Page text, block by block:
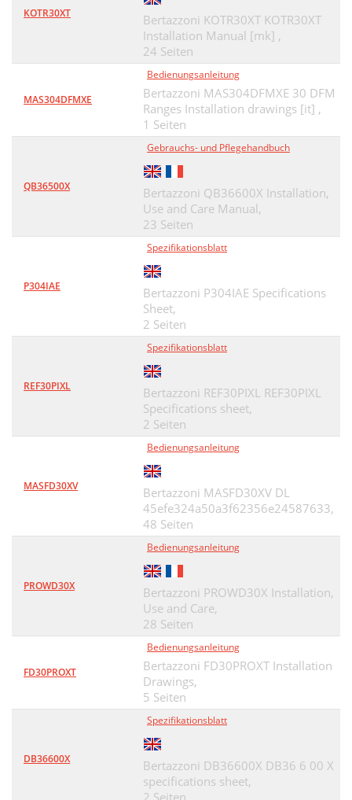
KOTR30XT
Bertazzoni KOTR30XT KOTR30XT
Installation Manual [mk] ,
24 Seiten
MAS304DFMXE
Bedienungsanleitung
Bertazzoni MAS304DFMXE 30 DFM
Ranges Installation drawings [it] ,
1 Seiten
QB36500X
Gebrauchs- und Pflegehandbuch
Bertazzoni QB36600X Installation,
Use and Care Manual,
23 Seiten
P304IAE
Spezifikationsblatt
Bertazzoni P304IAE Specifications
Sheet,
2 Seiten
REF30PIXL
Spezifikationsblatt
Bertazzoni REF30PIXL REF30PIXL
Specifications sheet,
2 Seiten
MASFD30XV
Bedienungsanleitung
Bertazzoni MASFD30XV DL
45efe324a50a3f62356e24587633,
48 Seiten
PROWD30X
Bedienungsanleitung
Bertazzoni PROWD30X Installation,
Use and Care,
28 Seiten
FD30PROXT
Bedienungsanleitung
Bertazzoni FD30PROXT Installation
Drawings,
5 Seiten
DB36600X
Spezifikationsblatt
Bertazzoni DB36600X DB36 6 00 X
specifications sheet,
2 Seiten